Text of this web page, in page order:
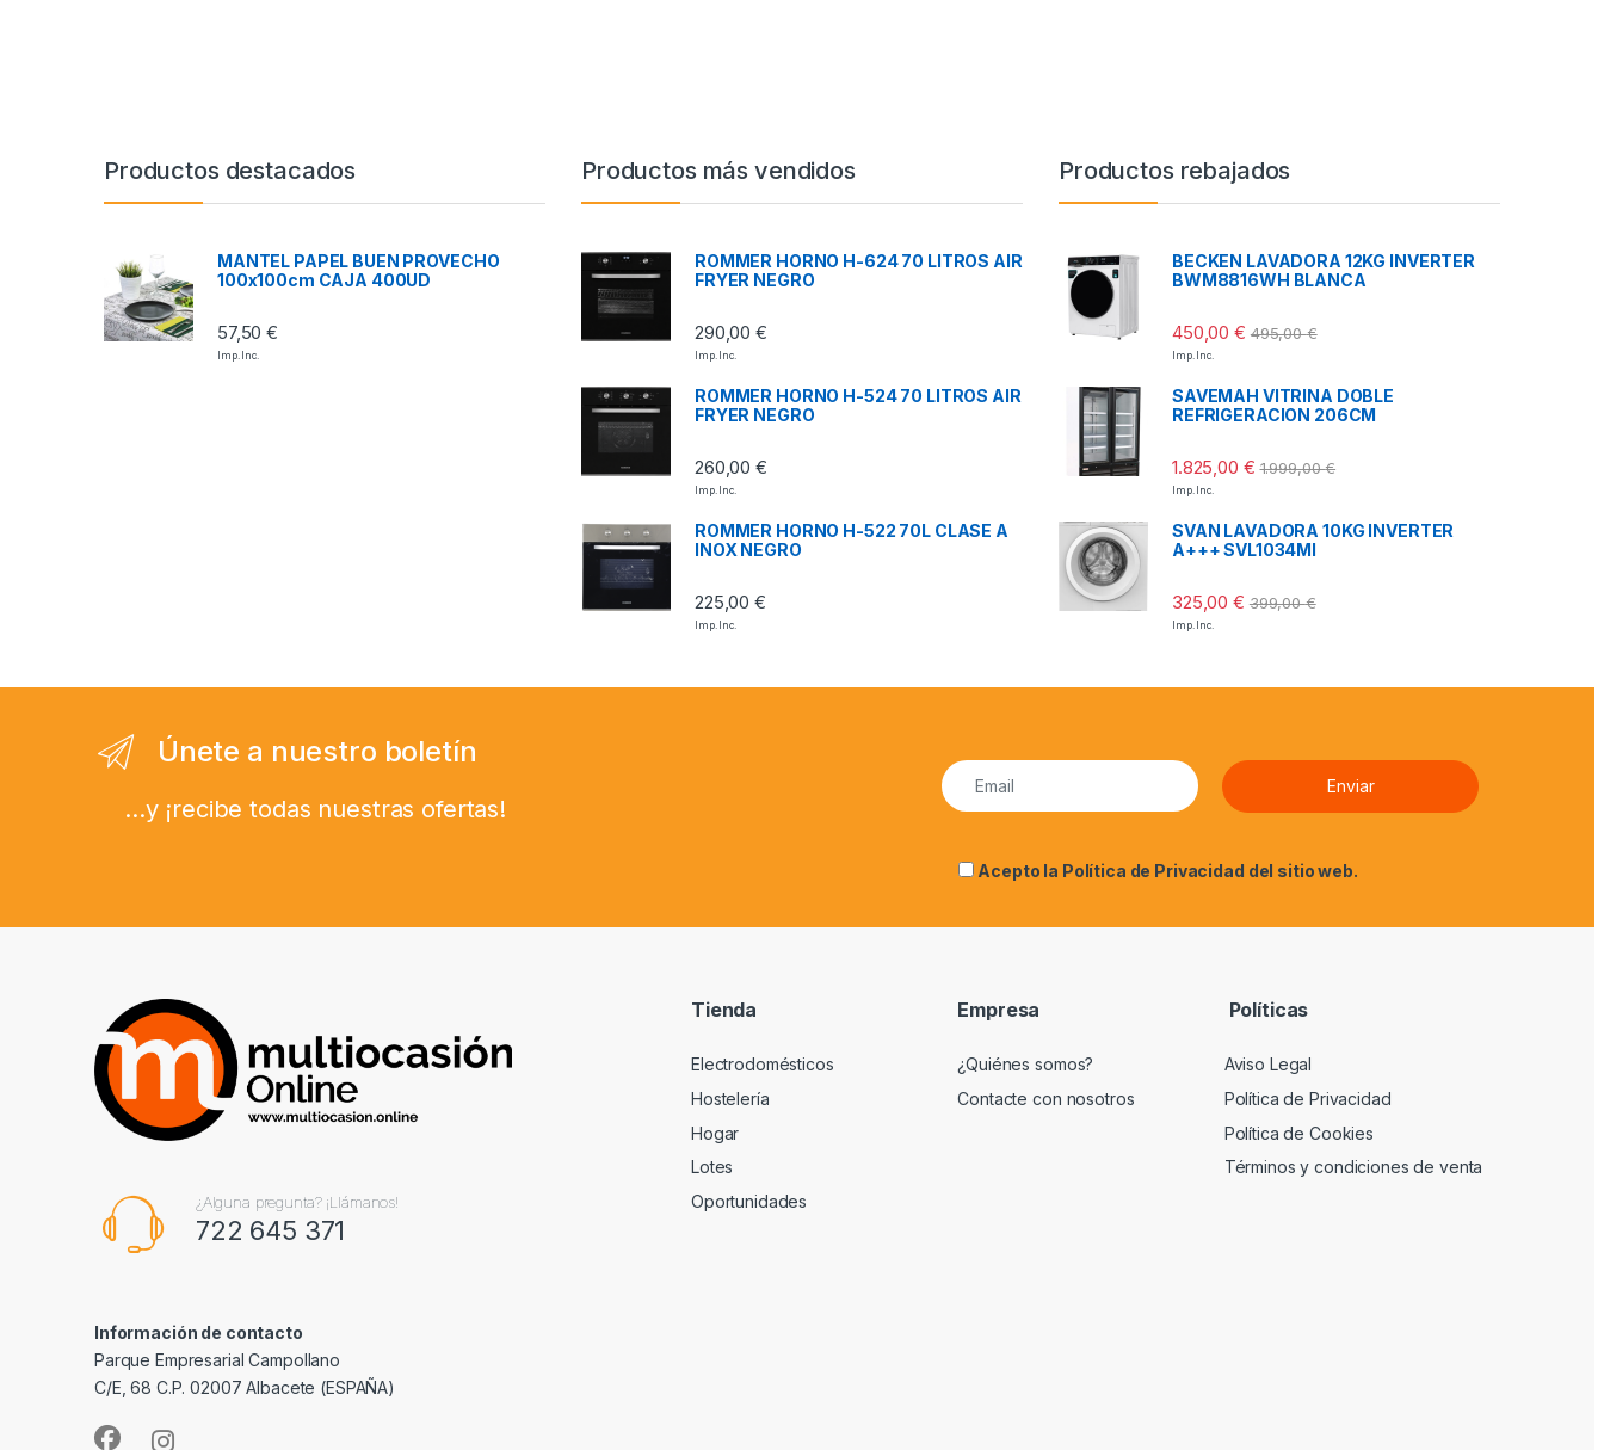
Productos destacados
MANTEL PAPEL BUEN PROVECHO
100x100cm CAJA 400UD
57,50€
Imp. Inc.
Productos más vendidos
ROMMER HORNO H-624 70 LITROS AIR
FRYER NEGRO
290,00€
Imp. Inc.
ROMMER HORNO H-524 70 LITROS AIR
FRYER NEGRO
260,00€
Imp. Inc.
ROMMER HORNO H-522 70L CLASE A
INOX NEGRO
225,00€
Imp. Inc.
Productos rebajados
BECKEN LAVADORA 12KG INVERTER
BWM8816WH BLANCA
450,00€ 495,00€
Imp. Inc.
SAVEMAH VITRINA DOBLE
REFRIGERACION 206CM
1.825,00 € 1.999,00€
Imp. Inc.
SVAN LAVADORA 10KG INVERTER
A+++ SVL1034MI
325,00€ 399,00€
Imp. Inc.
Únete a nuestro boletín
...y ¡recibe todas nuestras ofertas!
Acepto la Política de Privacidad del sitio web.
¿Alguna pregunta? ¡Llámanos!
722 645 371
Información de contacto
Parque Empresarial Campollano
C/E, 68 C.P. 02007 Albacete (ESPAÑA)
Tienda
Electrodomésticos
Hostelería
Hogar
Lotes
Oportunidades
Empresa
¿Quiénes somos?
Contacte con nosotros
Políticas
Aviso Legal
Política de Privacidad
Política de Cookies
Términos y condiciones de venta